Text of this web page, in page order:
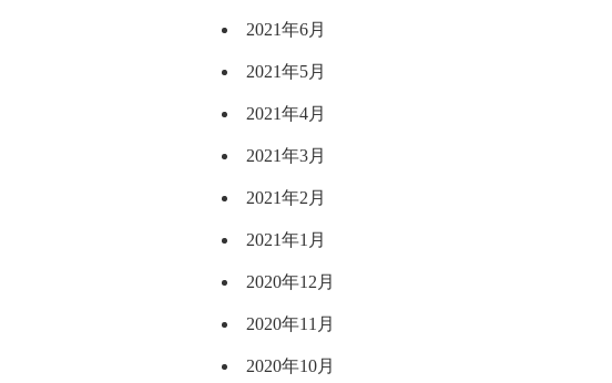
2021年6月
2021年5月
2021年4月
2021年3月
2021年2月
2021年1月
2020年12月
2020年11月
2020年10月